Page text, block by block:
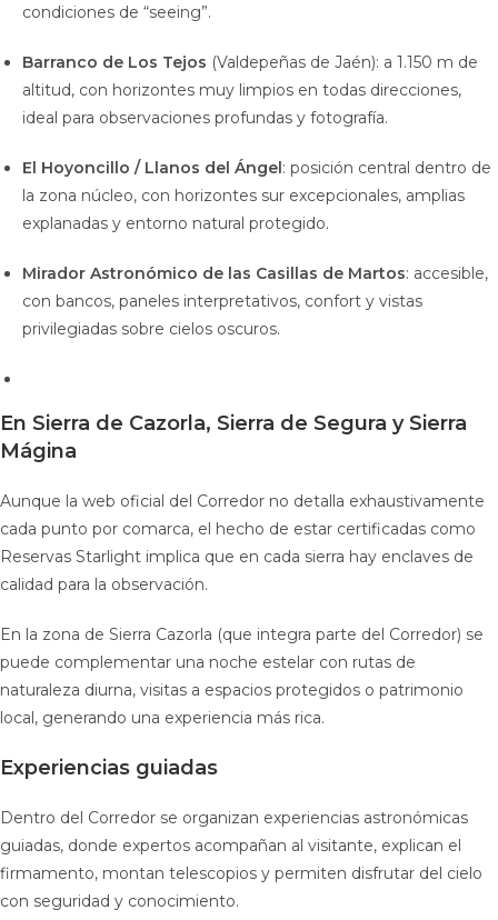
condiciones de “seeing”.
Barranco de Los Tejos (Valdepeñas de Jaén): a 1.150 m de
altitud, con horizontes muy limpios en todas direcciones,
ideal para observaciones profundas y fotografía.
El Hoyoncillo / Llanos del Ángel: posición central dentro de
la zona núcleo, con horizontes sur excepcionales, amplias
explanadas y entorno natural protegido.
Mirador Astronómico de las Casillas de Martos: accesible,
con bancos, paneles interpretativos, confort y vistas
privilegiadas sobre cielos oscuros.
En Sierra de Cazorla, Sierra de Segura y Sierra
Mágina
Aunque la web oficial del Corredor no detalla exhaustivamente
cada punto por comarca, el hecho de estar certificadas como
Reservas Starlight implica que en cada sierra hay enclaves de
calidad para la observación.
En la zona de Sierra Cazorla (que integra parte del Corredor) se
puede complementar una noche estelar con rutas de
naturaleza diurna, visitas a espacios protegidos o patrimonio
local, generando una experiencia más rica.
Experiencias guiadas
Dentro del Corredor se organizan experiencias astronómicas
guiadas, donde expertos acompañan al visitante, explican el
firmamento, montan telescopios y permiten disfrutar del cielo
con seguridad y conocimiento.